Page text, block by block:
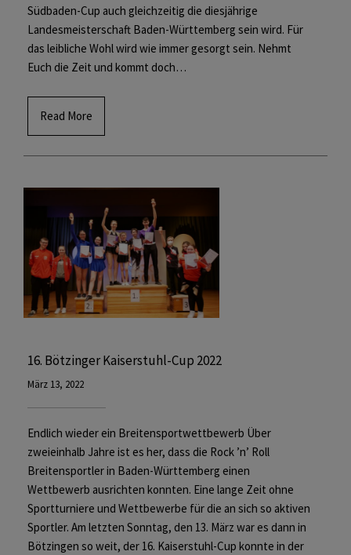
Südbaden-Cup auch gleichzeitig die diesjährige
Landesmeisterschaft Baden-Württemberg sein wird. Für
das leibliche Wohl wird wie immer gesorgt sein. Nehmt
Euch die Zeit und kommt doch…
Read More
16. Bötzinger Kaiserstuhl-Cup 2022
März 13, 2022
Endlich wieder ein Breitensportwettbewerb Über
zweieinhalb Jahre ist es her, dass die Rock ’n’ Roll
Breitensportler in Baden-Württemberg einen
Wettbewerb ausrichten konnten. Eine lange Zeit ohne
Sportturniere und Wettbewerbe für die an sich so aktiven
Sportler. Am letzten Sonntag, den 13. März war es dann in
Bötzingen so weit, der 16. Kaiserstuhl-Cup konnte in der